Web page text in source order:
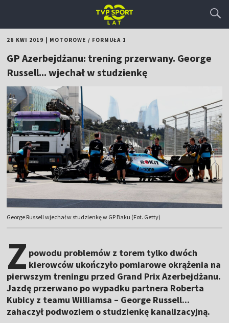
26 KWI 2019 MOTOROWE / FORMUŁA 1
GP Azerbejdżanu: trening przerwany. George
Russell... wjechał w studzienkę
George Russell wjechał w studzienkę w GP Baku (Fot. Getty)
Z powodu problemów z torem tylko dwóch
kierowców ukończyło pomiarowe okrążenia na
pierwszym treningu przed Grand Prix Azerbejdżanu.
Jazdę przerwano po wypadku partnera Roberta
Kubicy z teamu Williamsa – George Russell...
zahaczył podwoziem o studzienkę kanalizacyjną.